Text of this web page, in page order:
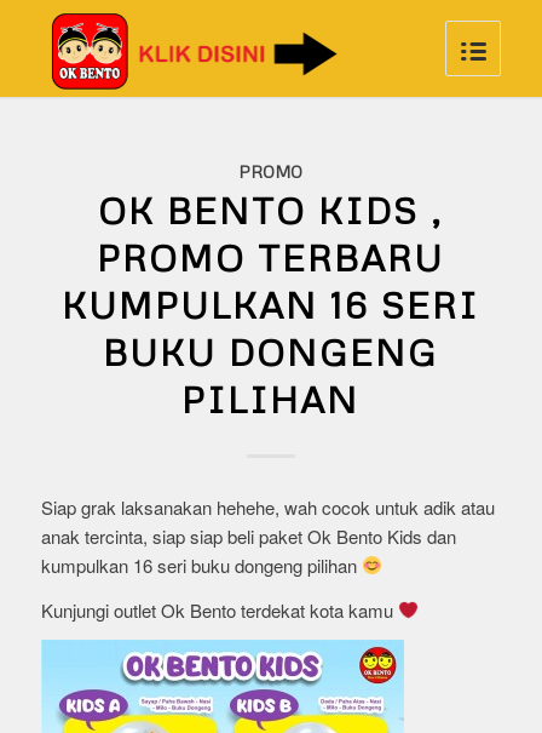
PROMO
OK BENTO KIDS ,
PROMO TERBARU
KUMPULKAN 16 SERI
BUKU DONGENG
PILIHAN
Siap grak laksanakan hehehe, wah cocok untuk adik atau
anak tercinta, siap siap beli paket Ok Bento Kids dan
kumpulkan 16 seri buku dongeng pilihan
Kunjungi outlet Ok Bento terdekat kota kamu